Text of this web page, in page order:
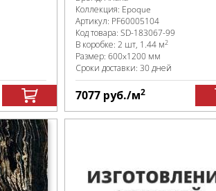
Коллекция: Epoque
Артикул: PF60005104
Код товара:SD-183067-99
В коробке:2 шт, 1.44 м2
Размер:600x1200 мм
Сроки доставки: 30 дней
7077 руб./м2